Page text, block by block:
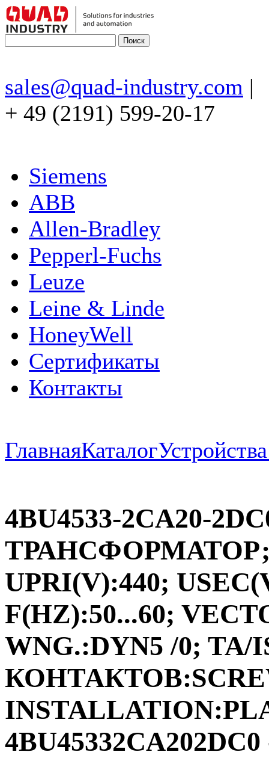
sales@quad-industry.com |
+ 49 (2191) 599-20-17
Siemens
ABB
Allen-Bradley
Pepperl-Fuchs
Leuze
Leine & Linde
HoneyWell
Сертификаты
Контакты
ГлавнаяКаталог
4BU4533-2CA20-
UPRI(V):440;
F(HZ):50...60;
WNG.:DYN5 /0;